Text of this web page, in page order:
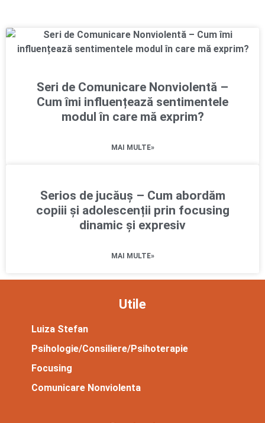
Seri de Comunicare Nonviolentă –
Cum îmi influențează sentimentele
modul în care mă exprim?
MAI MULTE»
Serios de jucăuș – Cum abordăm
copiii și adolescenții prin focusing
dinamic și expresiv
MAI MULTE»
Utile
Luiza Stefan
Psihologie/Consiliere/Psihoterapie
Focusing
Comunicare Nonviolenta